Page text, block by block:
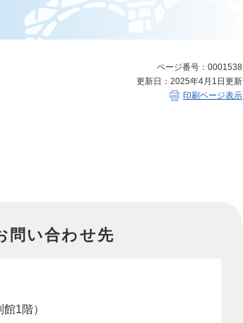
ページ番号：0001538
更新日：2025年4月1日更新
印刷ページ表示
問い合わせ先
1階）